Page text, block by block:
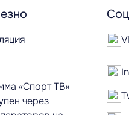
«Спорт ТВ»
через